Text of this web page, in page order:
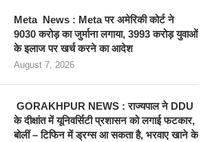
Meta News : Meta पर अमेरिकी कोर्ट ने
9030 करोड़ का जुर्माना लगाया, 3993 करोड़ युवाओं
के इलाज पर खर्च करने का आदेश
August 7, 2026
GORAKHPUR NEWS : राज्यपाल ने DDU
के दीक्षांत में यूनिवर्सिटी प्रशासन को लगाई फटकार,
बोलीं – टिफिन में ड्रग्स आ सकता है, भरवाए खाने के